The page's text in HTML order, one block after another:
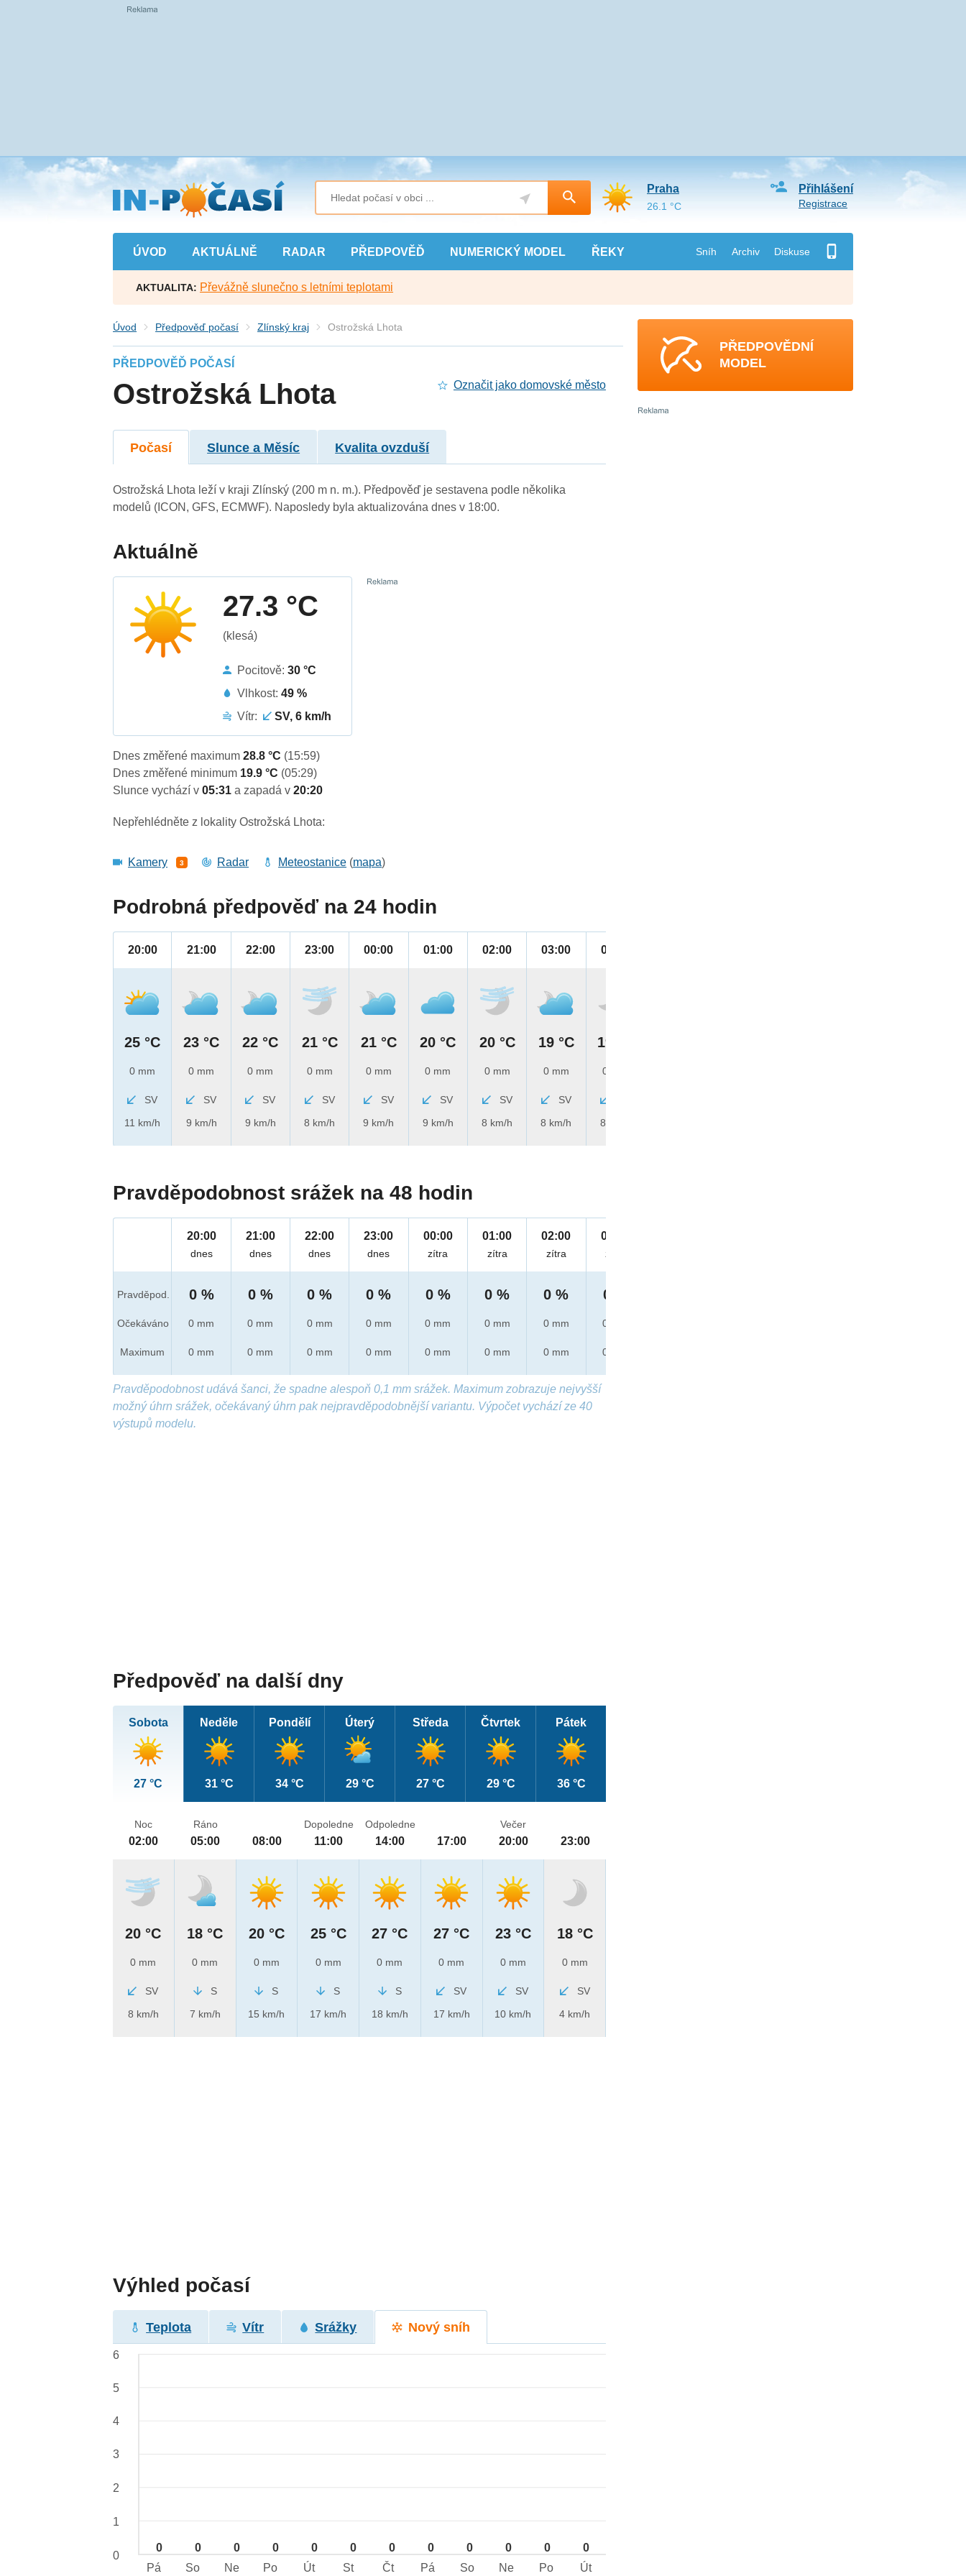
Přejít
na
hlavní
obsah
ÚVOD AKTUÁLNĚ RADAR PŘEDPOVĚĎ NUMERICKÝ MODEL ŘEKY Sníh Archiv Diskuse
Přihlášení
Registrace
Praha
26.1 °C
AKTUALITA: Převážně slunečno s letními teplotami
Úvod Předpověď počasí Zlínský kraj Ostrožská Lhota
PŘEDPOVĚĎ POČASÍ
Ostrožská Lhota Označit jako domovské město
Počasí Slunce a Měsíc Kvalita ovzduší
Ostrožská Lhota leží v kraji Zlínský (200 m n. m.). Předpověď je sestavena podle několika
modelů (ICON, GFS, ECMWF). Naposledy byla aktualizována dnes v 18:00.
Aktuálně
27.3 °C
(klesá)
Pocitově:30 °C
Vlhkost:49 %
Vítr:
SV, 6 km/h
Dnes změřené maximum28.8 °C (15:59)
Dnes změřené minimum 19.9 °C (05:29)
Slunce vychází v05:31a zapadá v20:20
Nepřehlédněte z lokality Ostrožská Lhota:
Kamery 3 Radar Meteostanice (mapa)
Podrobná předpověď na 24 hodin
20:00
25 °C
0 mm
SV
11 km/h
21:00
23 °C
0 mm
SV
9 km/h
22:00
22 °C
0 mm
SV
9 km/h
23:00
21 °C
0 mm
SV
8 km/h
00:00
21 °C
0 mm
SV
9 km/h
01:00
20 °C
0 mm
SV
9 km/h
02:00
20 °C
0 mm
SV
8 km/h
03:00
19 °C
0 mm
SV
8 km/h
04:00
19 °C
0 mm
8 km/h
Pravděpodobnost srážek na 48 hodin
Pravděpod.
Očekáváno
Maximum
20:00
dnes
0 %
0 mm
0 mm
21:00
dnes
0 %
0 mm
0 mm
22:00
dnes
0 %
0 mm
0 mm
23:00
dnes
0 %
0 mm
0 mm
00:00
zítra
0 %
0 mm
0 mm
01:00
zítra
0 %
0 mm
0 mm
02:00
zítra
0 %
0 mm
0 mm
03:00
zítra
0 %
0 mm
0 mm
Pravděpodobnost udává šanci, že spadne alespoň 0,1 mm srážek. Maximum zobrazuje nejvyšší
možný úhrn srážek, očekávaný úhrn pak nejpravděpodobnější variantu. Výpočet vychází ze 40
výstupů modelu.
Předpověď na další dny
Sobota
27 °C
Neděle
31 °C
Pondělí
34 °C
Úterý
29 °C
Středa
27 °C
Čtvrtek
29 °C
Pátek
36 °C
Noc
02:00
20 °C
0 mm
SV
8 km/h
Ráno
05:00
18 °C
0 mm
S
7 km/h
08:00
20 °C
0 mm
S
15 km/h
Dopoledne
11:00
25 °C
0 mm
S
17 km/h
Odpoledne
14:00
27 °C
0 mm
S
18 km/h
17:00
27 °C
0 mm
SV
17 km/h
Večer
20:00
23 °C
0 mm
SV
10 km/h
23:00
18 °C
0 mm
SV
4 km/h
Výhled počasí
Teplota Vítr Srážky Nový sníh
0 0 0 0 0 0 0 0 0 0 0 0
6
5
4
3
2
1
0
Pá
So Ne Po Út St Čt Pá So Ne Po Út
PŘEDPOVĚDNÍ
MODEL